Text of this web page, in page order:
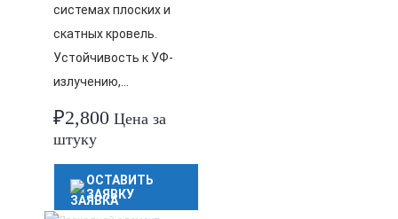
системах плоских и
скатных кровель.
Устойчивость к УФ-
излучению,…
₽2,800 Цена за
штуку
ОСТАВИТЬ
ЗАЯВКУ